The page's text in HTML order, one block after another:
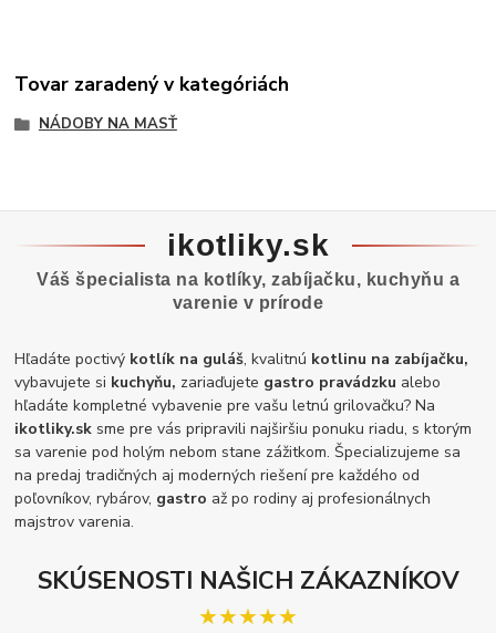
Tovar zaradený v kategóriách
NÁDOBY NA MASŤ
ikotliky.sk
Váš špecialista na kotlíky, zabíjačku, kuchyňu a
varenie v prírode
Hľadáte poctivý kotlík na guláš, kvalitnú kotlinu na zabíjačku,
vybavujete si kuchyňu, zariaďujete gastro pravádzku alebo
hľadáte kompletné vybavenie pre vašu letnú grilovačku? Na
ikotliky.sk sme pre vás pripravili najširšiu ponuku riadu, s ktorým
sa varenie pod holým nebom stane zážitkom. Špecializujeme sa
na predaj tradičných aj moderných riešení pre každého od
poľovníkov, rybárov, gastro až po rodiny aj profesionálnych
majstrov varenia.
SKÚSENOSTI NAŠICH ZÁKAZNÍKOV
★★★★★